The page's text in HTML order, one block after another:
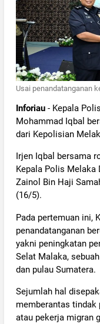
Usai penandatanganan
Inforiau - Kepala
Mohammad Iqbal
dari Kepolisian
Irjen Iqbal bersama
Kepala Polis
Zainol Bin Haji
(16/5).
Pada pertemuan ini,
penandatanganan
yakni peningkatan
Selat Malaka,
dan pulau Sumatera.
Sejumlah hal
memberantas tindak
atau pekerja migran